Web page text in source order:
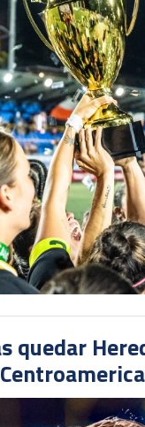
quedar